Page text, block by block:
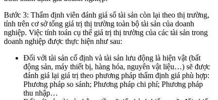
Bước 3: Thẩm định viên đánh giá số tài sản còn lại theo thị trường,
tính trên cơ sở tổng giá trị thị trường toàn bộ tài sản của doanh
nghiệp. Việc tính toán cụ thể giá trị thị trường của các tài sản trong
doanh nghiệp được thực hiện như sau:
Đối với tài sản cố định và tài sản lưu động là hiện vật (bất
động sản, máy thiết bị, hàng hóa, nguyên vật liệu…) sẽ được
đánh giá lại giá trị theo phương pháp thẩm định giá phù hợp:
Phương pháp so sánh; Phương pháp chi phí; Phương pháp
thu nhập…